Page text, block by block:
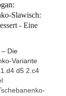
Slawisch:
- Eine
Die
Variante
d5 2.c4